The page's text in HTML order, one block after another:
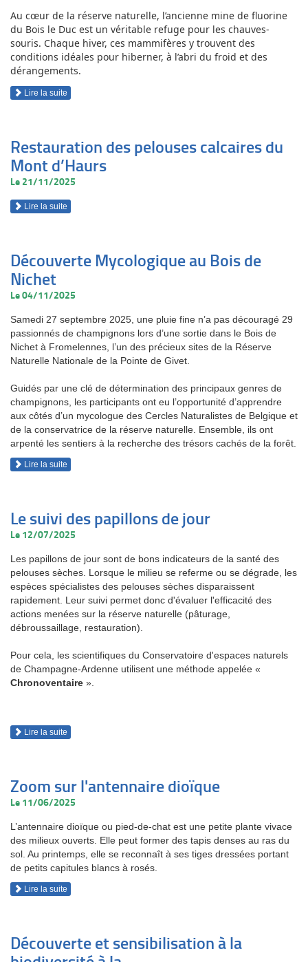
Au cœur de la réserve naturelle, l’ancienne mine de fluorine
du Bois le Duc est un véritable refuge pour les chauves-
souris. Chaque hiver, ces mammifères y trouvent des
conditions idéales pour hiberner, à l’abri du froid et des
dérangements.
Lire la suite
Restauration des pelouses calcaires du
Mont d’Haurs
Le 21/11/2025
Lire la suite
Découverte Mycologique au Bois de
Nichet
Le 04/11/2025
Samedi 27 septembre 2025, une pluie fine n’a pas découragé 29
passionnés de champignons lors d’une sortie dans le Bois de
Nichet à Fromelennes, l’un des précieux sites de la Réserve
Naturelle Nationale de la Pointe de Givet.
Guidés par une clé de détermination des principaux genres de
champignons, les participants ont eu l’opportunité d’apprendre
aux côtés d’un mycologue des Cercles Naturalistes de Belgique et
de la conservatrice de la réserve naturelle. Ensemble, ils ont
arpenté les sentiers à la recherche des trésors cachés de la forêt.
Lire la suite
Le suivi des papillons de jour
Le 12/07/2025
Les papillons de jour sont de bons indicateurs de la santé des
pelouses sèches. Lorsque le milieu se referme ou se dégrade, les
espèces spécialistes des pelouses sèches disparaissent
rapidement. Leur suivi permet donc d'évaluer l'efficacité des
actions menées sur la réserve naturelle (pâturage,
débroussaillage, restauration).
Pour cela, les scientifiques du Conservatoire d'espaces naturels
de Champagne-Ardenne utilisent une méthode appelée «
Chronoventaire ».
Lire la suite
Zoom sur l'antennaire dioïque
Le 11/06/2025
L’antennaire dioïque ou pied-de-chat est une petite plante vivace
des milieux ouverts. Elle peut former des tapis denses au ras du
sol. Au printemps, elle se reconnaît à ses tiges dressées portant
de petits capitules blancs à rosés.
Lire la suite
Découverte et sensibilisation à la